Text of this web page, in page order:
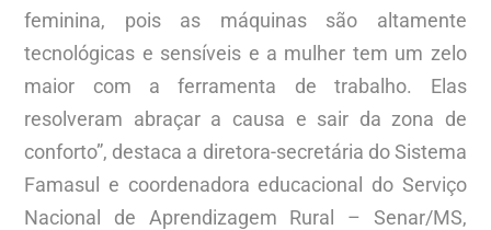
feminina, pois as máquinas são altamente
tecnológicas e sensíveis e a mulher tem um zelo
maior com a ferramenta de trabalho. Elas
resolveram abraçar a causa e sair da zona de
conforto”, destaca a diretora-secretária do Sistema
Famasul e coordenadora educacional do Serviço
Nacional de Aprendizagem Rural – Senar/MS,